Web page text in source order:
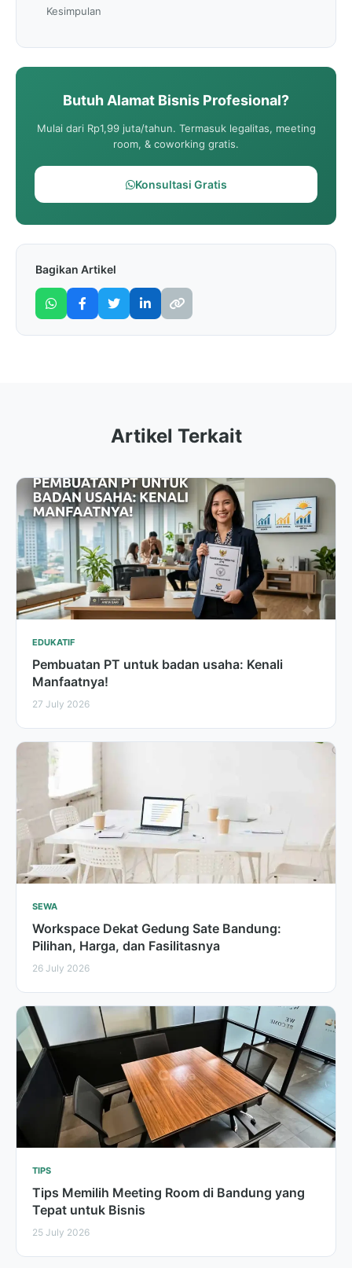
Kesimpulan
Butuh Alamat Bisnis Profesional?
Mulai dari Rp1,99 juta/tahun. Termasuk legalitas, meeting
room, & coworking gratis.
Konsultasi Gratis
Bagikan Artikel
Artikel Terkait
EDUKATIF
Pembuatan PT untuk badan usaha: Kenali
Manfaatnya!
27 July 2026
SEWA
Workspace Dekat Gedung Sate Bandung:
Pilihan, Harga, dan Fasilitasnya
26 July 2026
TIPS
Tips Memilih Meeting Room di Bandung yang
Tepat untuk Bisnis
25 July 2026